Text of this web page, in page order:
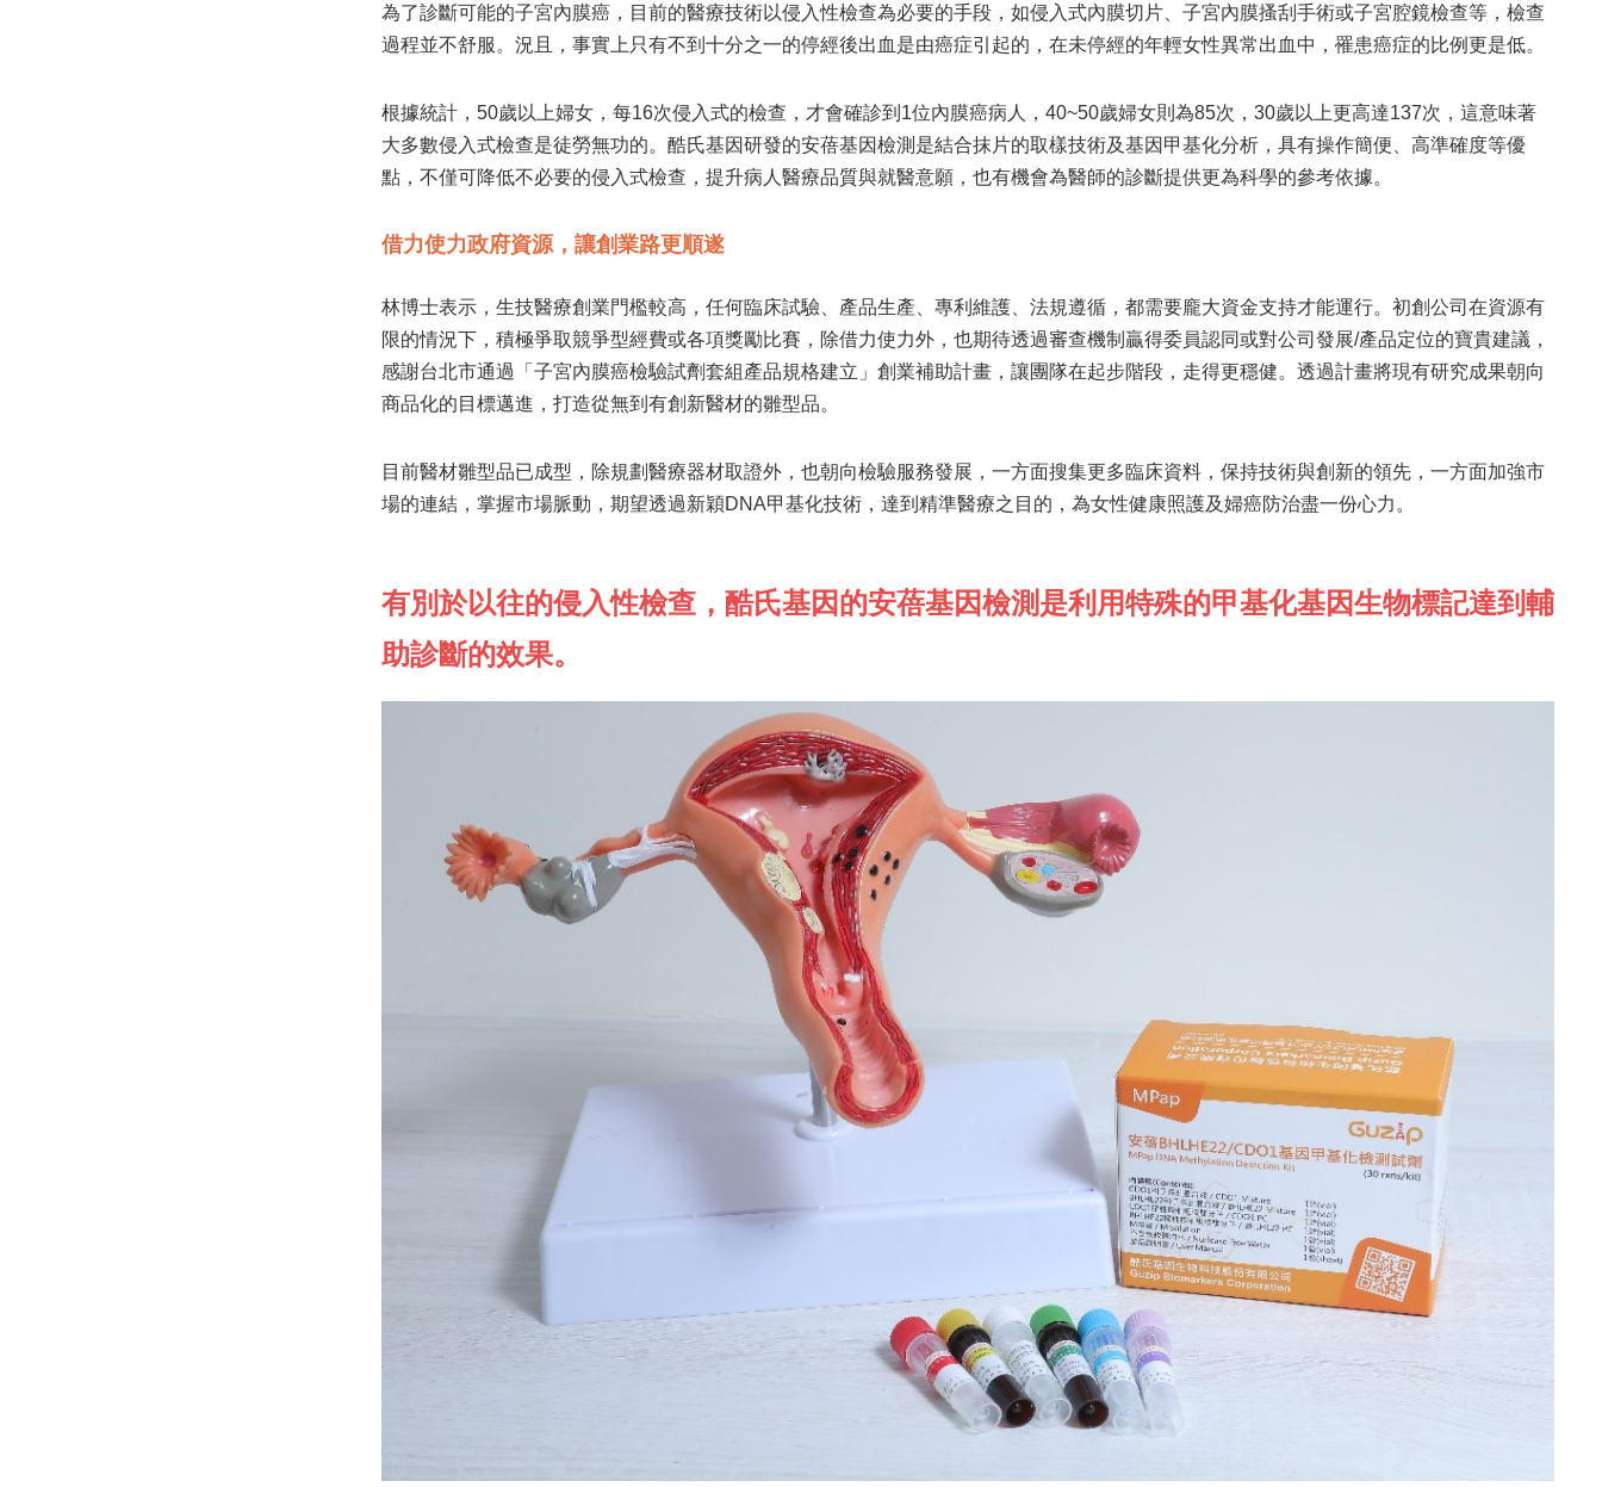
為了診斷可能的子宮內膜癌，目前的醫療技術以侵入性檢查為必要的手段，如侵入式內膜切片、子宮內膜搔刮手術或子宮腔鏡檢查等，檢查
過程並不舒服。況且，事實上只有不到十分之一的停經後出血是由癌症引起的，在未停經的年輕女性異常出血中，罹患癌症的比例更是低。
根據統計，50歲以上婦女，每16次侵入式的檢查，才會確診到1位內膜癌病人，40~50歲婦女則為85次，30歲以上更高達137次，這意味著
大多數侵入式檢查是徒勞無功的。酷氏基因研發的安蓓基因檢測是結合抹片的取樣技術及基因甲基化分析，具有操作簡便、高準確度等優
點，不僅可降低不必要的侵入式檢查，提升病人醫療品質與就醫意願，也有機會為醫師的診斷提供更為科學的參考依據。
借力使力政府資源，讓創業路更順遂
林博士表示，生技醫療創業門檻較高，任何臨床試驗、產品生產、專利維護、法規遵循，都需要龐大資金支持才能運行。初創公司在資源有
限的情況下，積極爭取競爭型經費或各項獎勵比賽，除借力使力外，也期待透過審查機制贏得委員認同或對公司發展/產品定位的寶貴建議，
感謝台北市通過「子宮內膜癌檢驗試劑套組產品規格建立」創業補助計畫，讓團隊在起步階段，走得更穩健。透過計畫將現有研究成果朝向
商品化的目標邁進，打造從無到有創新醫材的雛型品。
目前醫材雛型品已成型，除規劃醫療器材取證外，也朝向檢驗服務發展，一方面搜集更多臨床資料，保持技術與創新的領先，一方面加強市
場的連結，掌握市場脈動，期望透過新穎DNA甲基化技術，達到精準醫療之目的，為女性健康照護及婦癌防治盡一份心力。
有別於以往的侵入性檢查，酷氏基因的安蓓基因檢測是利用特殊的甲基化基因生物標記達到輔
助診斷的效果。